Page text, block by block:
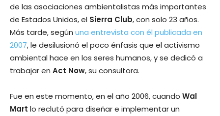
de las asociaciones ambientalistas más importantes
de Estados Unidos, el Sierra Club, con solo 23 años.
Más tarde, según una entrevista con él publicada en
2007, le desilusionó el poco énfasis que el activismo
ambiental hace en los seres humanos, y se dedicó a
trabajar en Act Now, su consultora.
Fue en este momento, en el año 2006, cuando Wal
Mart lo reclutó para diseñar e implementar un